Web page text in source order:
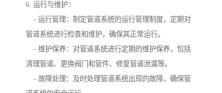
6. 运行与维护：
- 运行管理：制定管道系统的运行管理制度，定期对
管道系统进行检查和维护，确保其正常运行。
- 维护保养：对管道系统进行定期的维护保养，包括
清理管道、更换阀门和管件、修复管道泄漏等。
- 故障处理：及时处理管道系统出现的故障，确保管